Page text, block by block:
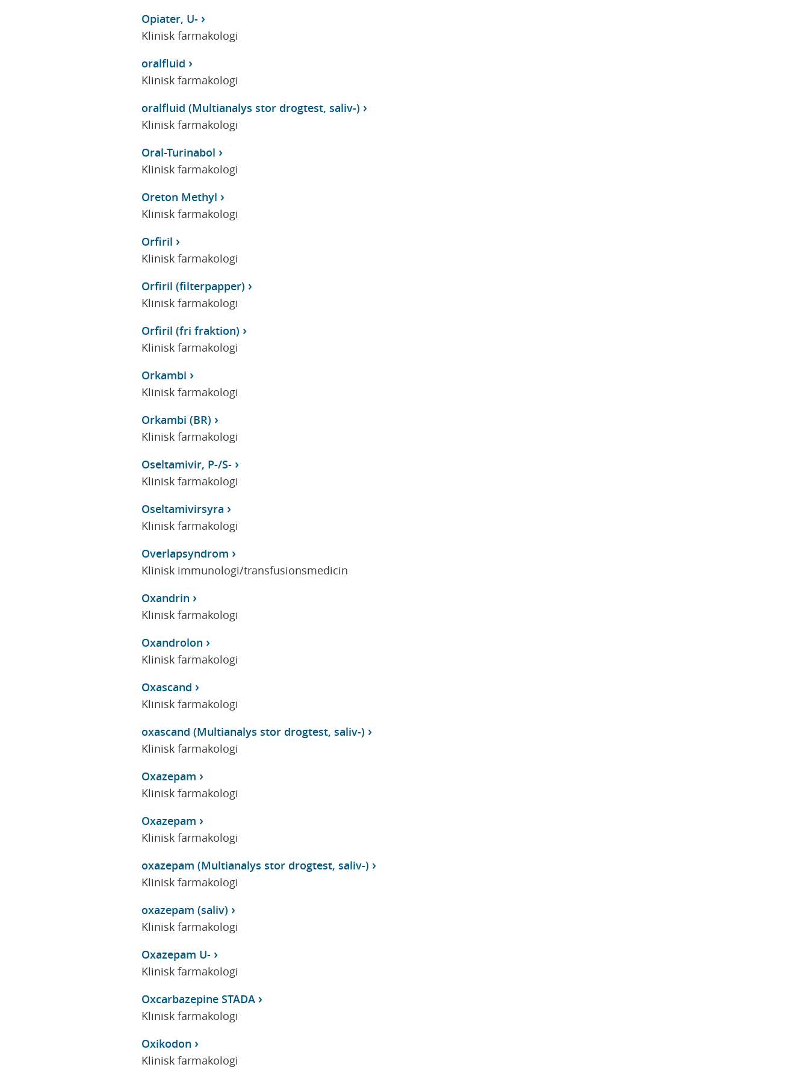
Opiater, U-
Klinisk farmakologi
oralfluid
Klinisk farmakologi
oralfluid (Multianalys stor drogtest, saliv-)
Klinisk farmakologi
Oral-Turinabol
Klinisk farmakologi
Oreton Methyl
Klinisk farmakologi
Orfiril
Klinisk farmakologi
Orfiril (filterpapper)
Klinisk farmakologi
Orfiril (fri fraktion)
Klinisk farmakologi
Orkambi
Klinisk farmakologi
Orkambi (BR)
Klinisk farmakologi
Oseltamivir, P-/S-
Klinisk farmakologi
Oseltamivirsyra
Klinisk farmakologi
Overlapsyndrom
Klinisk immunologi/transfusionsmedicin
Oxandrin
Klinisk farmakologi
Oxandrolon
Klinisk farmakologi
Oxascand
Klinisk farmakologi
oxascand (Multianalys stor drogtest, saliv-)
Klinisk farmakologi
Oxazepam
Klinisk farmakologi
Oxazepam
Klinisk farmakologi
oxazepam (Multianalys stor drogtest, saliv-)
Klinisk farmakologi
oxazepam (saliv)
Klinisk farmakologi
Oxazepam U-
Klinisk farmakologi
Oxcarbazepine STADA
Klinisk farmakologi
Oxikodon
Klinisk farmakologi